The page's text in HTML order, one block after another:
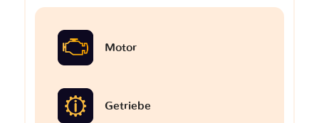
Motor
Getriebe